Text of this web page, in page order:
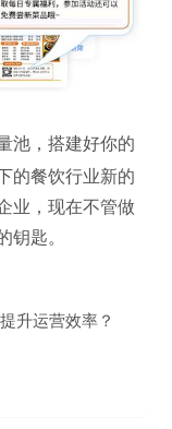
池，搭建好你的
的餐饮行业新的
业，现在不管做
钥匙。
升运营效率？